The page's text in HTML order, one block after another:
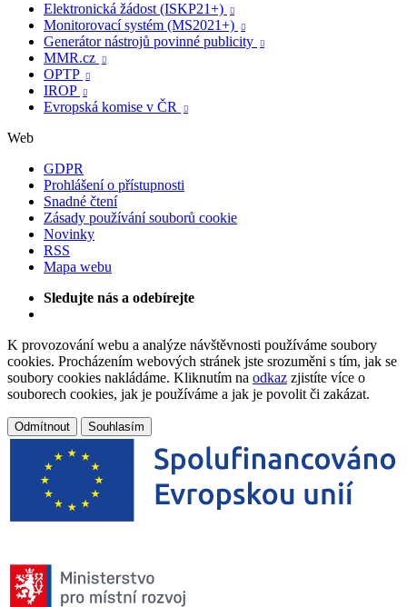
Elektronická žádost (ISKP21+)

Monitorovací systém (MS2021+) 
Generátor nástrojů povinné publicity 
MMR.cz 
OPTP 
IROP 
Evropská komise v ČR 
Web
GDPR
Prohlášení o přístupnosti
Snadné čtení
Zásady používání souborů cookie
Novinky
RSS
Mapa webu
Sledujte nás a odebírejte
K provozování webu a analýze návštěvnosti používáme soubory
cookies. Procházením webových stránek jste srozuměni s tím, jak se
soubory cookies nakládáme. Kliknutím na odkaz zjistíte více o
souborech cookies, jak je používáme a jak je povolit či zakázat.
Odmítnout Souhlasím